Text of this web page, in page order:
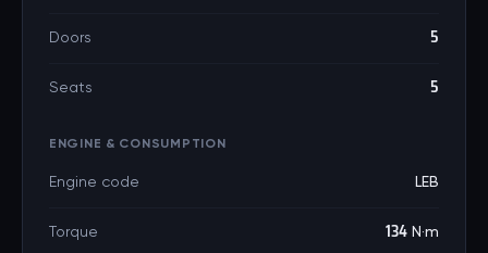
Doors 5
Seats 5
ENGINE & CONSUMPTION
Engine code LEB
Torque 134 N·m